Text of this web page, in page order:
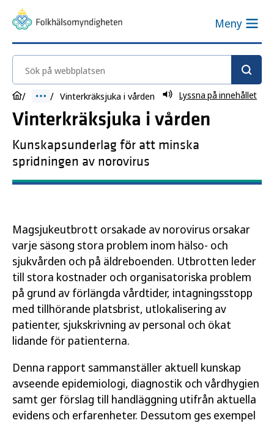
Meny
Sök på webbplatsen
Vinterkräksjuka i vården Lyssna på innehållet
Vinterkräksjuka i vården
Kunskapsunderlag för att minska
spridningen av norovirus
Magsjukeutbrott orsakade av norovirus orsakar
varje säsong stora problem inom hälso- och
sjukvården och på äldreboenden. Utbrotten leder
till stora kostnader och organisatoriska problem
på grund av förlängda vårdtider, intagningsstopp
med tillhörande platsbrist, utlokalisering av
patienter, sjukskrivning av personal och ökat
lidande för patienterna.
Denna rapport sammanställer aktuell kunskap
avseende epidemiologi, diagnostik och vårdhygien
samt ger förslag till handläggning utifrån aktuella
evidens och erfarenheter. Dessutom ges exempel